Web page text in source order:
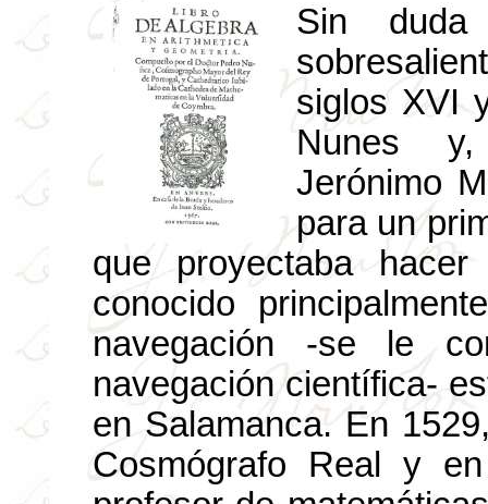
Sin
siglos XVI
Nunes
Jerónimo
para un
que proyectaba
conocido
navegación -se le
navegación científica-
en Salamanca. En
Cosmógrafo Real y